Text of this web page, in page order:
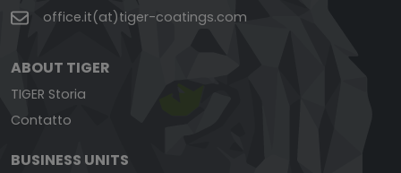
office.it(at)tiger-coatings.com
ABOUT TIGER
TIGER Storia
Contatto
BUSINESS UNITS